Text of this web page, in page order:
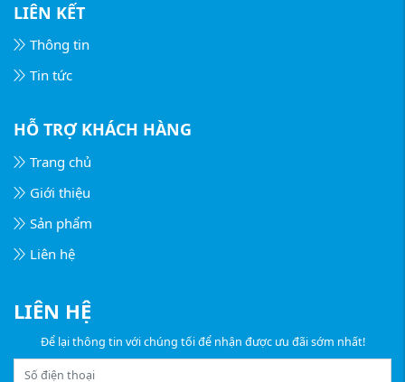
LIÊN KẾT
Thông tin
Tin tức
HỖ TRỢ KHÁCH HÀNG
Trang chủ
Giới thiệu
Sản phẩm
Liên hệ
LIÊN HỆ
Để lại thông tin với chúng tối để nhận được ưu đãi sớm nhất!